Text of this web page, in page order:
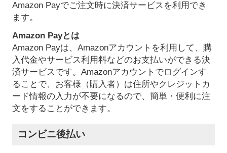
Amazon Payでご注文時に決済サービスを利用でき
ます。
Amazon Payとは
Amazon Payは、Amazonアカウントを利用して、購
入代金やサービス利用料などのお支払いができる決
済サービスです。Amazonアカウントでログインす
ることで、お客様（購入者）は住所やクレジットカ
ード情報の入力が不要になるので、簡単・便利に注
文をすることができます。
コンビニ後払い